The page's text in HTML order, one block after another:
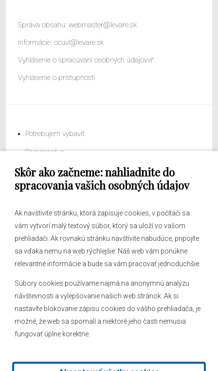
Skôr ako začneme: nahliadnite do
spracovania vašich osobných údajov
Ak navštívite stránku, ktorá zapisuje cookies, v počítači sa
vám vytvorí malý textový súbor, ktorý sa uloží vo vašom
prehliadači. Ak rovnakú stránku navštívite nabudúce, pripojíte
sa vďaka nemu na web rýchlejšie. Náš web vám ponúkne
relevantné informácie a bude sa vám pracovať jednoduchšie.
Súbory cookies používame najmä na anonymnú analýzu
návštevnosti a vylepšovanie našich web stránok. Ak si
nastavíte blokovanie zápisu cookies do vášho prehliadača, je
možné, že web sa spomalí a niektoré jeho časti nemusia
fungovať úplne korektne.
Správa obsahu: webmaster@levare.sk
Informácie: ocuvl@levare.sk
Vyhlásenie o spracúvaní osobných údajov
Vyhlásenie o prístupnosti
Potrebujem vybaviť
Samospráva
Obecný úrad
O obci
Hlásenia obecného rozhlasu
Kontakt
Mapa stránok